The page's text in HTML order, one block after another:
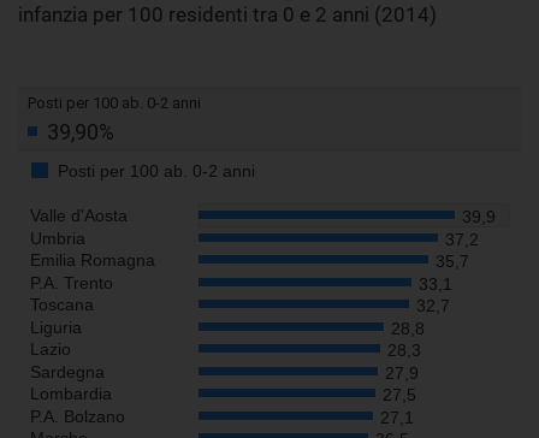
infanzia per 100 residenti tra 0 e 2 anni (2014)